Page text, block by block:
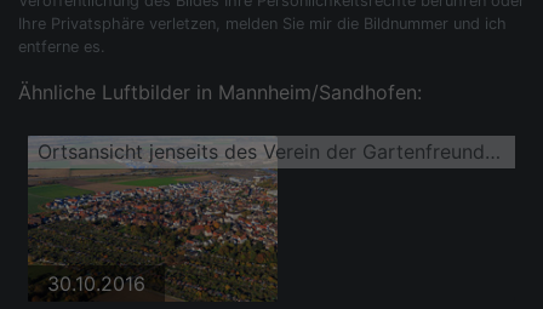
Ihre Privatsphäre verletzen, melden Sie mir die Bildnummer und ich
entferne es.
Ähnliche Luftbilder in Mannheim/Sandhofen:
Ortsansicht jenseits des Verein der Gartenfreunde 04 Mannheim-SandhofenKleingartenanlage aus Westen
30.10.2016